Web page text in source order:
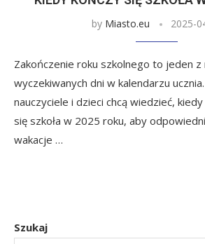
by Miasto.eu 2025-
Zakończenie roku szkolnego to jeden z
wyczekiwanych dni w kalendarzu
nauczyciele i dzieci chcą wiedzieć,
się szkoła w 2025 roku, aby
wakacje …
Szukaj